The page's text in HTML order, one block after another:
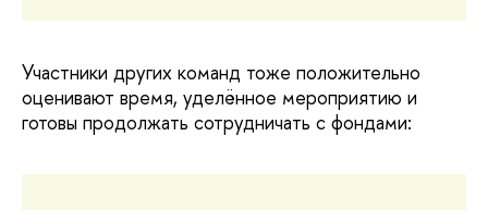
Участники других команд тоже положительно
оценивают время, уделённое мероприятию и
готовы продолжать сотрудничать с фондами: